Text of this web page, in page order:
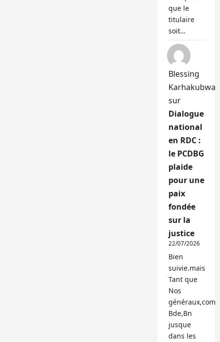
que le
titulaire
soit…
Blessing
Karhakubwa
sur
Dialogue
national
en RDC :
le PCDBG
plaide
pour une
paix
fondée
sur la
justice
22/07/2026
Bien
suivie.mais
Tant que
Nos
généraux,com
Bde,Bn
jusque
dans les